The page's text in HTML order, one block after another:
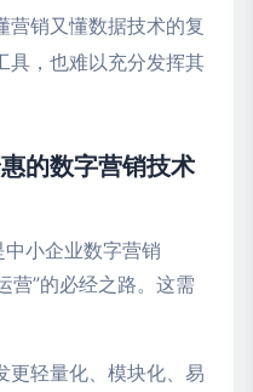
营销又懂数据技术的复
具，也难以充分发挥其
的数字营销技术
中小企业数字营销
营”的必经之路。这需
更轻量化、模块化、易